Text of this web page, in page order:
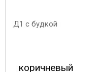
коричневый